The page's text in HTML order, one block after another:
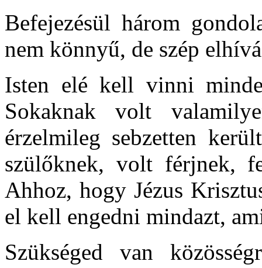
Befejezésül három
nem könnyű, de szép
Isten elé kell vinni
Sokaknak volt
érzelmileg sebzetten
szülőknek, volt férjnek,
Ahhoz, hogy Jézus
el kell engedni mindazt,
Szükséged van